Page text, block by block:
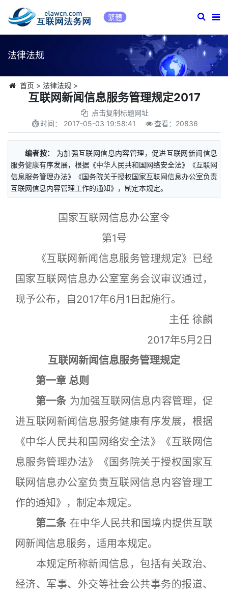
繁體
法律法规
首页 > 法律法规 >
互联网新闻信息服务管理规定2017
点击复制标题网址
时间： 2017-05-03 19:58:41 查看： 20836
编者按：
为加强互联网信息内容管理，促进互联网新闻信息
服务健康有序发展，根据《中华人民共和国网络安全法》《互联网
信息服务管理办法》《国务院关于授权国家互联网信息办公室负责
互联网信息内容管理工作的通知》，制定本规定。
国家互联网信息办公室令
第1号
《互联网新闻信息服务管理规定》已经
国家互联网信息办公室室务会议审议通过，
现予公布，自2017年6月1日起施行。
主任 徐麟
2017年5月2日
互联网新闻信息服务管理规定
第一章 总则
第一条 为加强互联网信息内容管理，促
进互联网新闻信息服务健康有序发展，根据
《中华人民共和国网络安全法》《互联网信
息服务管理办法》《国务院关于授权国家互
联网信息办公室负责互联网信息内容管理工
作的通知》，制定本规定。
第二条 在中华人民共和国境内提供互联
网新闻信息服务，适用本规定。
本规定所称新闻信息，包括有关政治、
经济、军事、外交等社会公共事务的报道、